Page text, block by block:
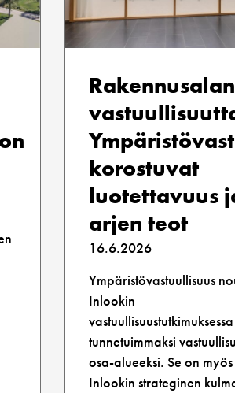
Rakennusalan
korostuvat
luotettavuus
arjen teot
16.6.2026
Ympäristövastuullisuus
Inlookin
vastuullisuustutkimuksessa
tunnetuimmaksi
osa-alueeksi. Se on myös
Inlookin strateginen